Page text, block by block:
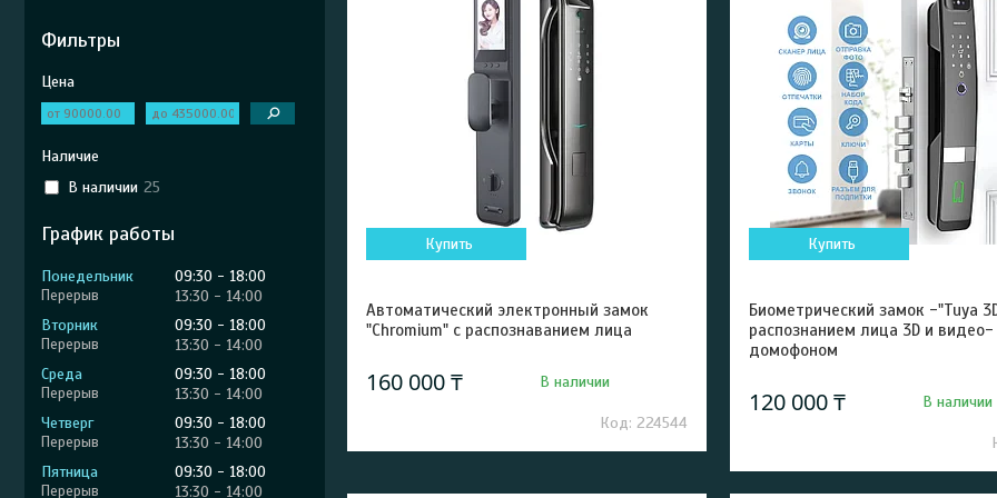
Купить
Автоматический электронный замок
"Chromium" с распознаванием лица
160 000 ₸ В наличии
224544
Купить
Биометрический замок -"Tuya
распознанием лица 3D и видео-
домофоном
120 000 ₸ В наличии
Фильтры
Цена
Наличие
В наличии 25
График работы
Понедельник 09:30
18:00
13:30
14:00
Вторник
09:30
18:00
13:30
14:00
Среда
09:30
18:00
13:30
14:00
Четверг
09:30
18:00
13:30
14:00
Пятница
09:30
18:00
13:30
14:00